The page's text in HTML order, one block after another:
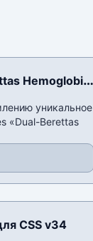
Hemoglobin
уникальное
«Dual-Berettas
CSS v34